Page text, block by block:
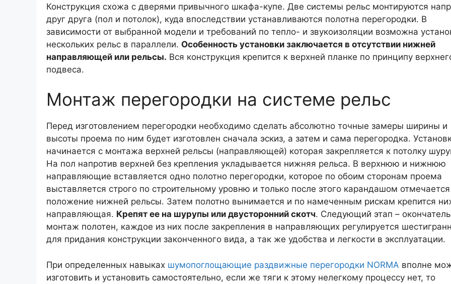
Конструкция схожа с дверями привычного шкафа-купе. Две системы рельс монтируются
друг друга (пол и потолок), куда впоследствии устанавливаются полотна перегородки. В
зависимости от выбранной модели и требований по тепло- и звукоизоляции возможна
нескольких рельс в параллели. Особенность установки заключается в отсутствии нижней
направляющей или рельсы. Вся конструкция крепится к верхней планке по принципу
подвеса.
Монтаж перегородки на системе рельс
Перед изготовлением перегородки необходимо сделать абсолютно точные замеры ширины и
высоты проема по ним будет изготовлен сначала эскиз, а затем и сама перегородка.
начинается с монтажа верхней рельсы (направляющей) которая закрепляется к потолку
На пол напротив верхней без крепления укладывается нижняя рельса. В верхнюю и нижнюю
направляющие вставляется одно полотно перегородки, которое по обоим сторонам проема
выставляется строго по строительному уровню и только после этого карандашом отмечается
положение нижней рельсы. Затем полотно вынимается и по намеченным рискам крепится
направляющая. Крепят ее на шурупы или двусторонний скотч. Следующий этап –
монтаж полотен, каждое из них после закрепления в направляющих регулируется
для придания конструкции законченного вида, а так же удобства и легкости в эксплуатации.
При определенных навыках шумопоглощающие раздвижные перегородки NORMA вполне
изготовить и установить самостоятельно, если же тяги к этому нелегкому процессу нет, то